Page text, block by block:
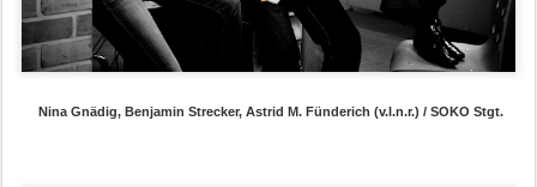
Nina Gnädig, Benjamin Strecker, Astrid M. Fünderich (v.l.n.r.) / SOKO Stgt.